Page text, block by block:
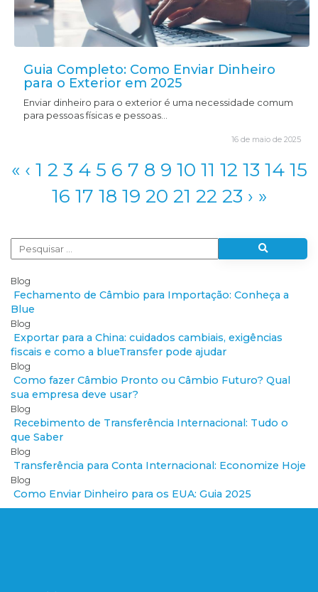
Guia Completo: Como Enviar Dinheiro
para o Exterior em 2025
Enviar dinheiro para o exterior é uma necessidade comum
para pessoas físicas e pessoas...
16 de maio de 2025
« ‹ 1 2 3 4 5 6 7 8 9 10 11 12 13 14 15
16 17 18 19 20 21 22 23 › »
Blog
Fechamento de Câmbio para Importação: Conheça a
Blue
Blog
Exportar para a China: cuidados cambiais, exigências
fiscais e como a blueTransfer pode ajudar
Blog
Como fazer Câmbio Pronto ou Câmbio Futuro? Qual
sua empresa deve usar?
Blog
Recebimento de Transferência Internacional: Tudo o
que Saber
Blog
Transferência para Conta Internacional: Economize Hoje
Blog
Como Enviar Dinheiro para os EUA: Guia 2025